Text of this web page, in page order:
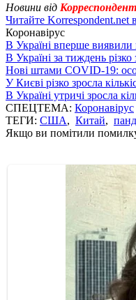
Новини від
Читайте Korrespondent.net
Коронавірус
В Україні вперше виявили
В Україні за тиждень
Нові штами COVID-19:
У Києві різко зросла
В Україні утричі зросла
СПЕЦТЕМА: Коронавірус
ТЕГИ: США, Китай,
Якщо ви помітили